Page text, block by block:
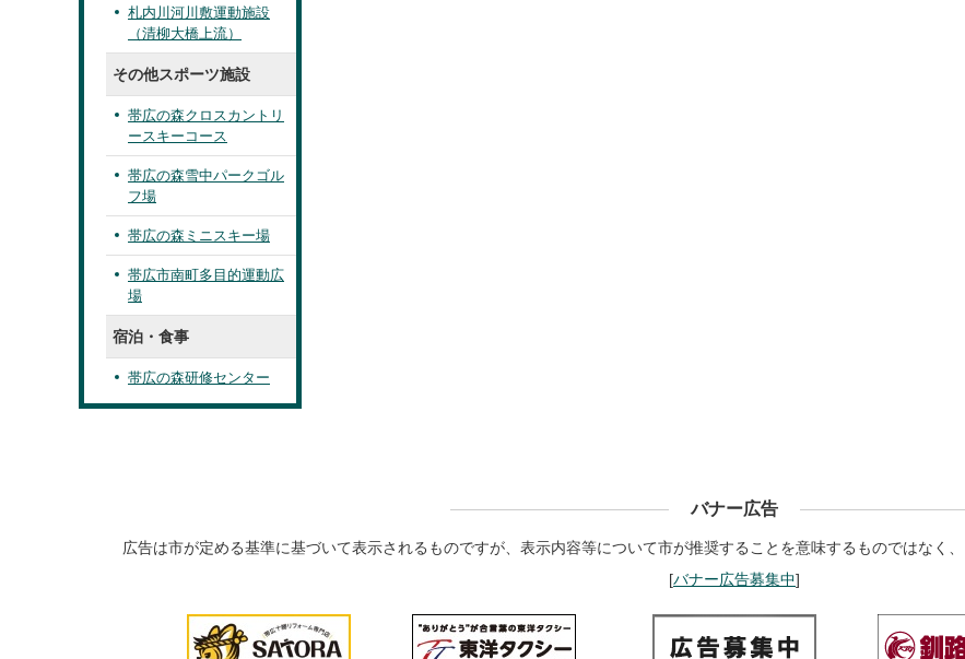
札内川河川敷運動施設
（清柳大橋上流）
その他スポーツ施設
帯広の森クロスカントリ
ースキーコース
帯広の森雪中パークゴル
フ場
帯広の森ミニスキー場
帯広市南町多目的運動広
場
宿泊・食事
帯広の森研修センター
バナー広告
広告は市が定める基準に基づいて表示されるものですが、表示内容等について市が推奨することを意味するものではなく
[バナー広告募集中]